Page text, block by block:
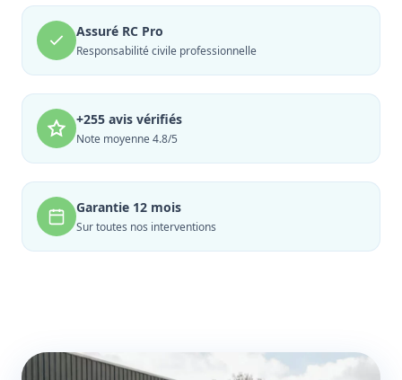
Assuré RC Pro
Responsabilité civile professionnelle
+255 avis vérifiés
Note moyenne 4.8/5
Garantie 12 mois
Sur toutes nos interventions